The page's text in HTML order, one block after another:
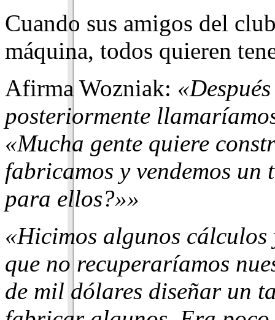
Cuando sus amigos del
máquina, todos quieren
Afirma Wozniak:
posteriormente
«Mucha gente quiere
fabricamos y vendemos
para ellos?»»
«Hicimos algunos
que no recuperaríamos
de mil dólares diseñar un